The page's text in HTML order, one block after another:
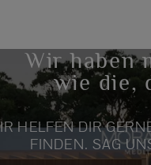
Wir haben
wie die,
HELFEN DIR
FINDEN. SAG